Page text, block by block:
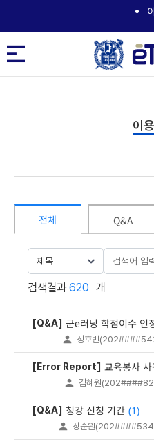
이
전체 Q&A
검색결과 620 개
제목
[Q&A] 군e러닝 학점이수 인
정호빈
[Error Report] 교육봉사
김혜원
[Q&A] 청강 신청 기간 (1)
장순원